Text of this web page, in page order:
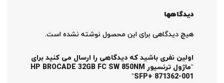
دیدگاهها
هیچ دیدگاهی برای این محصول نوشته نشده است.
اولین نفری باشید که دیدگاهی را ارسال می کنید برای
“ماژول ترنسیور HP BROCADE 32GB FC SW 850NM
SFP+ 871362-001”